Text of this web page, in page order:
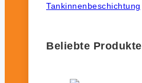
Tankinnenbeschichtung
Beliebte Produkte